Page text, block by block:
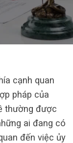
cạnh quan
pháp của
thường được
ai đang có
đến việc ủy